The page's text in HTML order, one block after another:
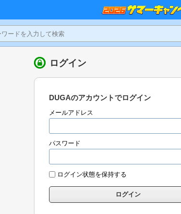
ログイン
DUGAのアカウントでログイン
メールアドレス
パスワード
ログイン状態を保持する